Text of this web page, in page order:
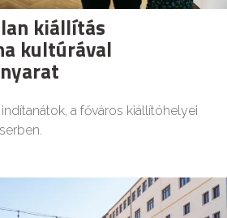
kiállítás
kultúrával
a főváros kiállítóhelyei